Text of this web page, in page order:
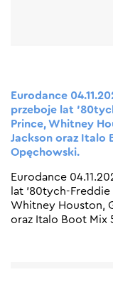
Eurodance
przeboje lat
Prince, Whitney
Jackson oraz Italo
Opęchowski.
Eurodance
lat ’80tych-
Whitney Houston,
oraz Italo Boot Mix